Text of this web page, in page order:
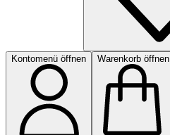
Kontomenü öffnen Warenkorb öffnen